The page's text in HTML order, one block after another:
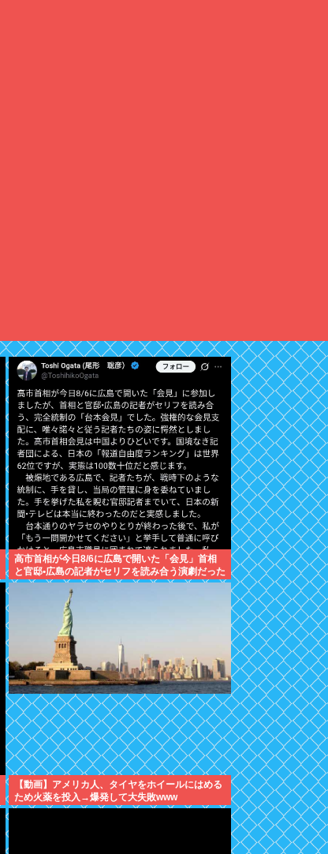
高市首相が今日8/6に広島で開いた「会見」首相
と官邸•広島の記者がセリフを読み合う演劇だった
【動画】アメリカ人、タイヤをホイールにはめる
ため火薬を投入→爆発して大失敗www